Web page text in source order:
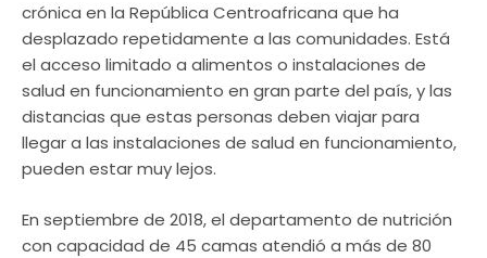
crónica en la República Centroafricana que ha
desplazado repetidamente a las comunidades. Está
el acceso limitado a alimentos o instalaciones de
salud en funcionamiento en gran parte del país, y las
distancias que estas personas deben viajar para
llegar a las instalaciones de salud en funcionamiento,
pueden estar muy lejos.
En septiembre de 2018, el departamento de nutrición
con capacidad de 45 camas atendió a más de 80